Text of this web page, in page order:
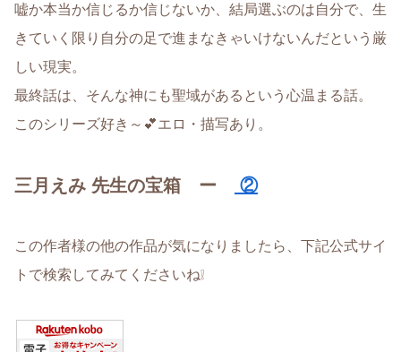
嘘か本当か信じるか信じないか、結局選ぶのは自分で、生
きていく限り自分の足で進まなきゃいけないんだという厳
しい現実。
最終話は、そんな神にも聖域があるという心温まる話。
このシリーズ好き～💕エロ・描写あり。
三月えみ 先生の宝箱 ー ②
この作者様の他の作品が気になりましたら、下記公式サイ
トで検索してみてくださいね❕